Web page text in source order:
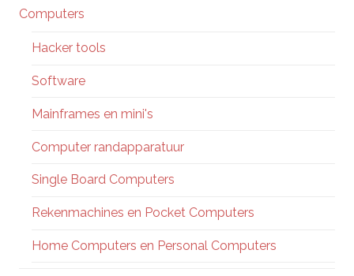
Computers
Hacker tools
Software
Mainframes en mini's
Computer randapparatuur
Single Board Computers
Rekenmachines en Pocket Computers
Home Computers en Personal Computers